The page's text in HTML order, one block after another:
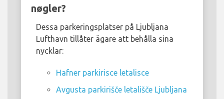
nøgler?
Dessa parkeringsplatser på Ljubljana
Lufthavn tillåter ägare att behålla sina
nycklar:
Hafner parkirisce letalisce
Avgusta parkirišče letališče Ljubljana